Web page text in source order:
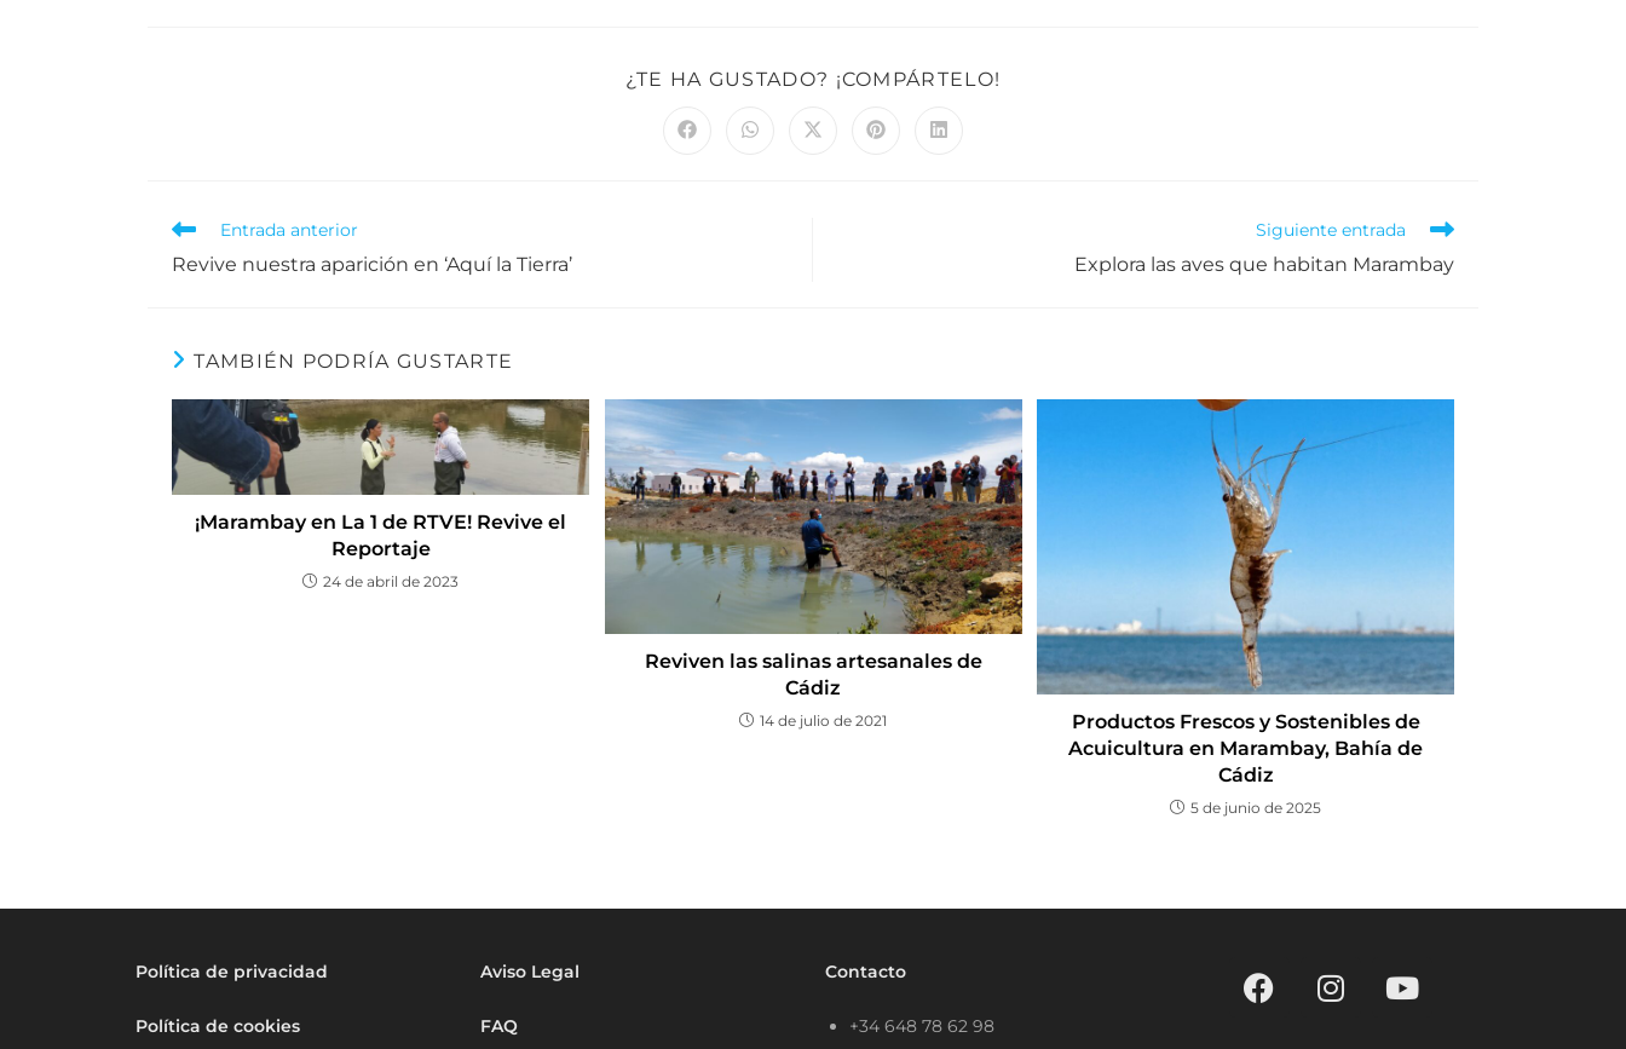
¿TE HA GUSTADO? ¡COMPÁRTELO!
Entrada anterior
Revive nuestra aparición en ‘Aquí la Tierra’
Siguiente entrada
Explora las aves que habitan Marambay
TAMBIÉN PODRÍA GUSTARTE
¡Marambay en La 1 de RTVE! Revive el
Reportaje
24 de abril de 2023
Reviven las salinas artesanales de
Cádiz
14 de julio de 2021
Productos Frescos y Sostenibles de
Acuicultura en Marambay, Bahía de
Cádiz
5 de junio de 2025
Política de privacidad
Política de cookies
Aviso Legal
FAQ
Contacto
+34 648 78 62 98